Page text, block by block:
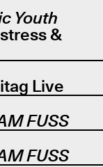
Youth
&
Live
FUSS
FUSS